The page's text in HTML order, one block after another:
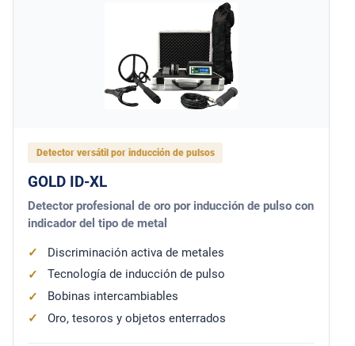
Detector versátil por inducción de pulsos
GOLD ID-XL
Detector profesional de oro por inducción de pulso con
indicador del tipo de metal
Discriminación activa de metales
Tecnología de inducción de pulso
Bobinas intercambiables
Oro, tesoros y objetos enterrados